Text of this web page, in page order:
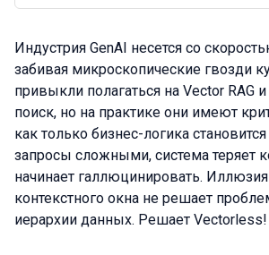
Индустрия GenAI несется со
забивая микроскопические гвозди
привыкли полагаться на Vector RAG
поиск, но на практике они имеют
как только бизнес-логика становится
запросы сложными, система теряет
начинает галлюцинировать. Иллюзия
контекстного окна не решает
иерархии данных. Решает Vectorless!